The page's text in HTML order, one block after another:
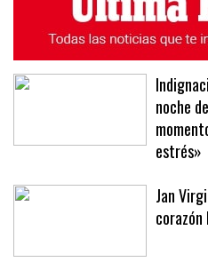
noche
estrés»
Jan